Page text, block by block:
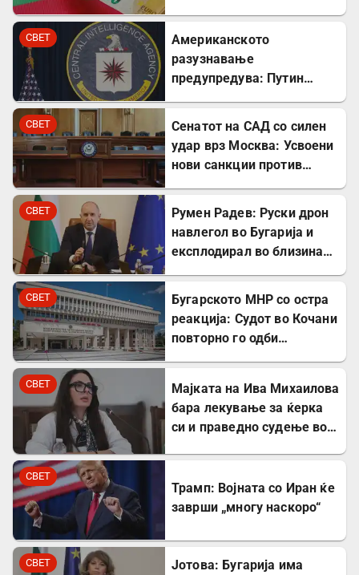
СВЕТ
Американското
разузнавање
предупредува: Путин
СВЕТ
Сенатот на САД со силен
удар врз Москва: Усвоени
нови санкции против
СВЕТ
Румен Радев: Руски дрон
навлегол во Бугарија и
експлодирал во близина
СВЕТ
Бугарското МНР со остра
реакција: Судот во Кочани
повторно го одби
СВЕТ
Мајката на Ива Михаилова
бара лекување за ќерка
си и праведно судење во
СВЕТ
Трамп: Војната со Иран ќе
заврши „многу наскоро“
СВЕТ
Јотова: Бугарија има